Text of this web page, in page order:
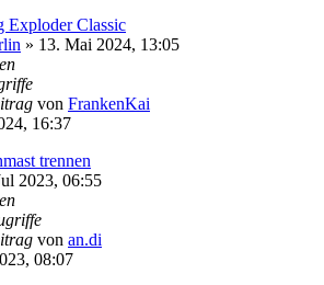
Exploder Classic
» 13. Mai 2024, 13:05
von FrankenKai
16:37
trennen
2023, 06:55
von an.di
08:07